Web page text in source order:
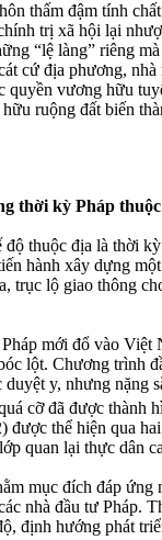
thấm đậm tính
trị xã hội lại
“lệ làng” riêng
cứ địa phương,
quyền vương hữu
ruộng đất biến
thời kỳ Pháp thuộc
thuộc địa là thời
hành xây dựng
trục lộ giao thông
mới đổ vào Việt
lột. Chương trình
y, nhưng nặng
cỡ đã được thành
được thể hiện qua
quan lại thực dân
mục đích đáp ứng
nhà đầu tư Pháp.
định hướng phát